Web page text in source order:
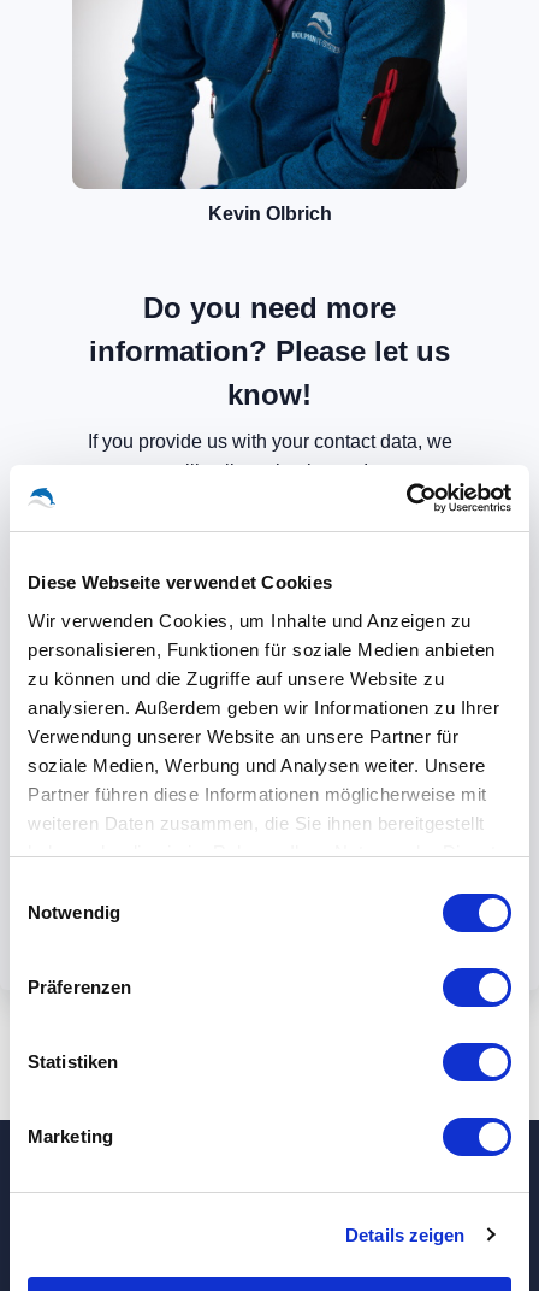
Diese Webseite verwendet Cookies
Wir verwenden Cookies, um Inhalte und Anzeigen zu
personalisieren, Funktionen für soziale Medien anbieten
zu können und die Zugriffe auf unsere Website zu
analysieren. Außerdem geben wir Informationen zu Ihrer
Verwendung unserer Website an unsere Partner für
soziale Medien, Werbung und Analysen weiter. Unsere
Partner führen diese Informationen möglicherweise mit
weiteren Daten zusammen, die Sie ihnen bereitgestellt
haben oder die sie im Rahmen Ihrer Nutzung der Dienste
Notwendig
Präferenzen
Statistiken
Marketing
Details zeigen
Kevin Olbrich
Do you need more
information? Please let us
know!
If you provide us with your contact data, we
will call you back soon!
By submiting the form, you accept our
privacy policy.